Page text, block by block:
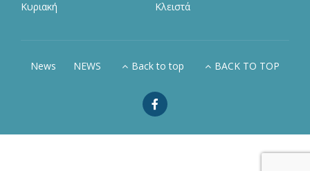
Κυριακή
Κλειστά
News NEWS Back to top BACK TO TOP